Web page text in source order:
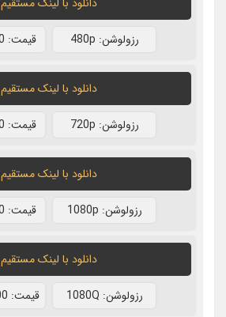
رزولوشن: 480p قيمت: 8000 تومان
دانلود با لينک مستقيم
رزولوشن: 720p قيمت: 8500 تومان
دانلود با لينک مستقيم
رزولوشن: 1080p قيمت: 9500 تومان
دانلود با لينک مستقيم
رزولوشن: 1080Q قيمت: 10000 تومان